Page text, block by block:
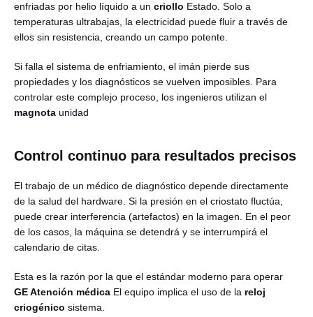
enfriadas por helio líquido a un criollo Estado. Solo a
temperaturas ultrabajas, la electricidad puede fluir a través de
ellos sin resistencia, creando un campo potente.
Si falla el sistema de enfriamiento, el imán pierde sus
propiedades y los diagnósticos se vuelven imposibles. Para
controlar este complejo proceso, los ingenieros utilizan el
magnota unidad
Control continuo para resultados precisos
El trabajo de un médico de diagnóstico depende directamente
de la salud del hardware. Si la presión en el criostato fluctúa,
puede crear interferencia (artefactos) en la imagen. En el peor
de los casos, la máquina se detendrá y se interrumpirá el
calendario de citas.
Esta es la razón por la que el estándar moderno para operar
GE Atención médica El equipo implica el uso de la reloj
criogénico sistema.